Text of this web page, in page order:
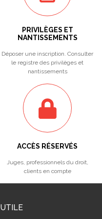
PRIVILÈGES ET
NANTISSEMENTS
Déposer une inscription. Consulter
le registre des privilèges et
nantissements
ACCÈS RÉSERVÉS
Juges, professionnels du droit,
clients en compte
UTILE